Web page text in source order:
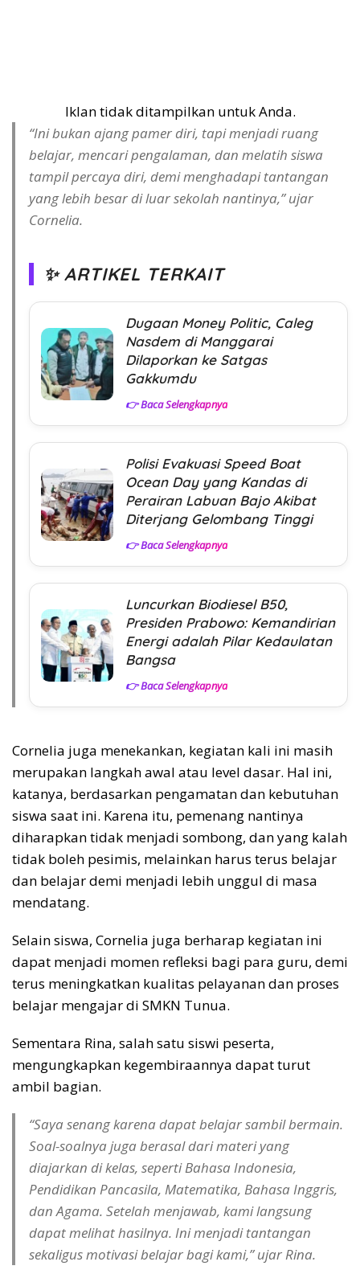
Iklan tidak ditampilkan untuk Anda.
“Ini bukan ajang pamer diri, tapi menjadi ruang
belajar, mencari pengalaman, dan melatih siswa
tampil percaya diri, demi menghadapi tantangan
yang lebih besar di luar sekolah nantinya,” ujar
Cornelia.
✨ ARTIKEL TERKAIT
Dugaan Money Politic, Caleg
Nasdem di Manggarai
Dilaporkan ke Satgas
Gakkumdu
👉 Baca Selengkapnya
Polisi Evakuasi Speed Boat
Ocean Day yang Kandas di
Perairan Labuan Bajo Akibat
Diterjang Gelombang Tinggi
👉 Baca Selengkapnya
Luncurkan Biodiesel B50,
Presiden Prabowo: Kemandirian
Energi adalah Pilar Kedaulatan
Bangsa
👉 Baca Selengkapnya
Cornelia juga menekankan, kegiatan kali ini masih
merupakan langkah awal atau level dasar. Hal ini,
katanya, berdasarkan pengamatan dan kebutuhan
siswa saat ini. Karena itu, pemenang nantinya
diharapkan tidak menjadi sombong, dan yang kalah
tidak boleh pesimis, melainkan harus terus belajar
dan belajar demi menjadi lebih unggul di masa
mendatang.
Selain siswa, Cornelia juga berharap kegiatan ini
dapat menjadi momen refleksi bagi para guru, demi
terus meningkatkan kualitas pelayanan dan proses
belajar mengajar di SMKN Tunua.
Sementara Rina, salah satu siswi peserta,
mengungkapkan kegembiraannya dapat turut
ambil bagian.
“Saya senang karena dapat belajar sambil bermain.
Soal-soalnya juga berasal dari materi yang
diajarkan di kelas, seperti Bahasa Indonesia,
Pendidikan Pancasila, Matematika, Bahasa Inggris,
dan Agama. Setelah menjawab, kami langsung
dapat melihat hasilnya. Ini menjadi tantangan
sekaligus motivasi belajar bagi kami,” ujar Rina.